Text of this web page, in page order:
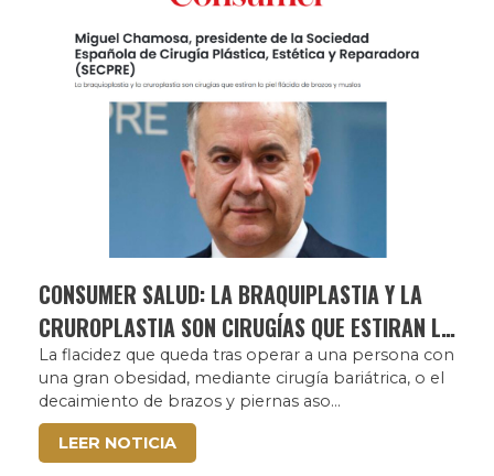
CONSUMER SALUD: LA BRAQUIPLASTIA Y LA
CRUROPLASTIA SON CIRUGÍAS QUE ESTIRAN LA
PIEL FLÁCIDA DE BRAZOS Y MUSLOS
La flacidez que queda tras operar a una persona con
una gran obesidad, mediante cirugía bariátrica, o el
decaimiento de brazos y piernas aso...
LEER NOTICIA